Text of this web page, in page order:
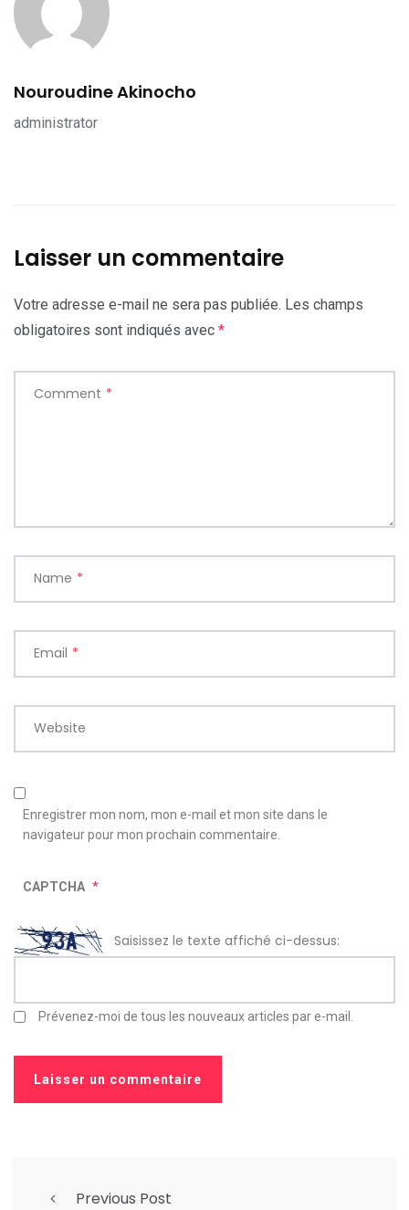
Nouroudine Akinocho
administrator
Laisser un commentaire
Votre adresse e-mail ne sera pas publiée. Les champs
obligatoires sont indiqués avec *
Comment *
Name *
Email *
Website
Enregistrer mon nom, mon e-mail et mon site dans le
navigateur pour mon prochain commentaire.
CAPTCHA *
Saisissez le texte affiché ci-dessus:
Prévenez-moi de tous les nouveaux articles par e-mail.
Previous Post